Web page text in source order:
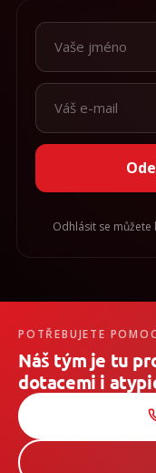
Odhlásit se můžete
POTŘEBUJETE
Náš tým je tu
dotacemi i